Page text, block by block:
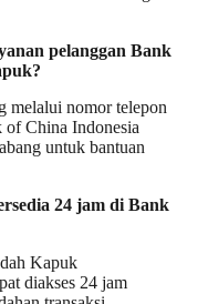
pelanggan Bank
melalui nomor telepon
of China Indonesia
untuk bantuan
24 jam di Bank
Kapuk
diakses 24 jam